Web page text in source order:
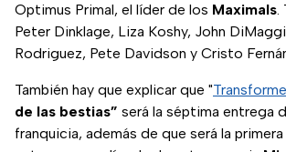
Optimus Primal, el líder de los Maximals.
Peter Dinklage, Liza Koshy, John
Rodriguez, Pete Davidson y Cristo
También hay que explicar que "
de las bestias” será la séptima entrega
franquicia, además de que será la